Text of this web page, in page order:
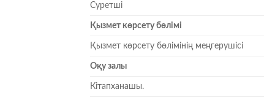
Суретші
Қызмет көрсету бөлімі
Қызмет көрсету бөлімінің меңгерушісі
Оқу залы
Кітапханашы.